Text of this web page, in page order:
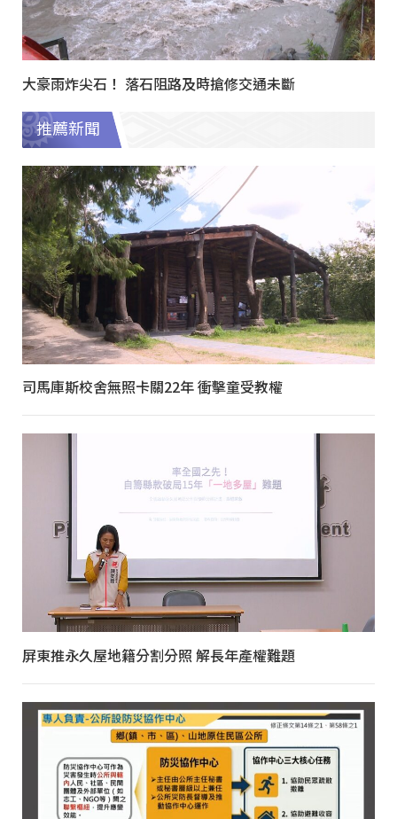
大豪雨炸尖石！ 落石阻路及時搶修交通未斷
推薦新聞
司馬庫斯校舍無照卡關22年 衝擊童受教權
屏東推永久屋地籍分割分照 解長年產權難題